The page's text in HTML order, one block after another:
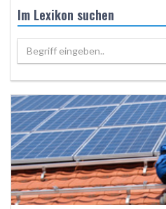
Im Lexikon suchen
Begriff eingeben..